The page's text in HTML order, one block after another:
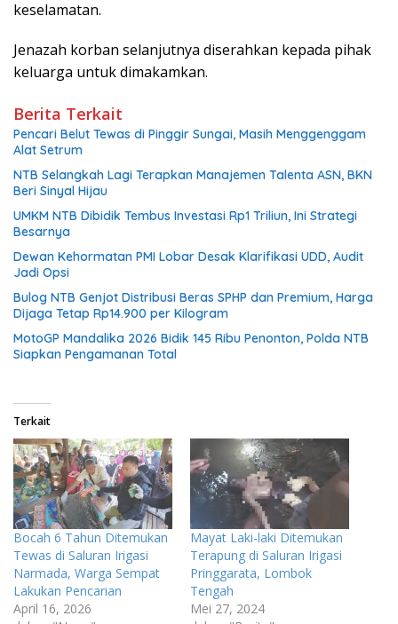
keselamatan.
Jenazah korban selanjutnya diserahkan kepada pihak
keluarga untuk dimakamkan.
Berita Terkait
Pencari Belut Tewas di Pinggir Sungai, Masih Menggenggam
Alat Setrum
NTB Selangkah Lagi Terapkan Manajemen Talenta ASN, BKN
Beri Sinyal Hijau
UMKM NTB Dibidik Tembus Investasi Rp1 Triliun, Ini Strategi
Besarnya
Dewan Kehormatan PMI Lobar Desak Klarifikasi UDD, Audit
Jadi Opsi
Bulog NTB Genjot Distribusi Beras SPHP dan Premium, Harga
Dijaga Tetap Rp14.900 per Kilogram
MotoGP Mandalika 2026 Bidik 145 Ribu Penonton, Polda NTB
Siapkan Pengamanan Total
Terkait
Bocah 6 Tahun Ditemukan
Tewas di Saluran Irigasi
Narmada, Warga Sempat
Lakukan Pencarian
April 16, 2026
Mayat Laki-laki Ditemukan
Terapung di Saluran Irigasi
Pringgarata, Lombok
Tengah
Mei 27, 2024